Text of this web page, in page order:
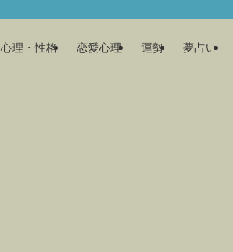
心理・性格 恋愛心理 運勢 夢占い